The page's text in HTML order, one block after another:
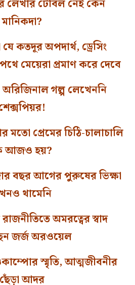
টেবিল নেই কেন
মানিকদা?
কতদূর অপদার্থ, ড্রেসিং
মেয়েরা প্রমাণ করে দেবে
গল্প লেখেননি
মতো প্রেমের চিঠি-চালাচালি
আজও হয়?
বছর আগের পুরুষের ভিক্ষা
থামেনি
অমরত্বের স্বাদ
জর্জ অরওয়েল
স্মৃতি, আত্মজীবনীর
ছেঁড়া আদর